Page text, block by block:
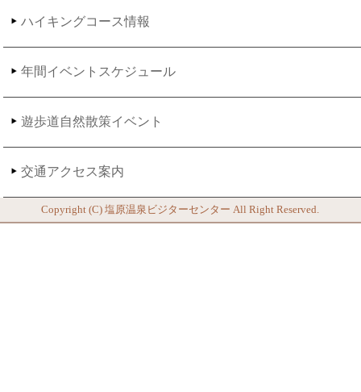
ハイキングコース情報
年間イベントスケジュール
遊歩道自然散策イベント
交通アクセス案内
Copyright (C)塩原温泉ビジターセンター All Right Reserved.